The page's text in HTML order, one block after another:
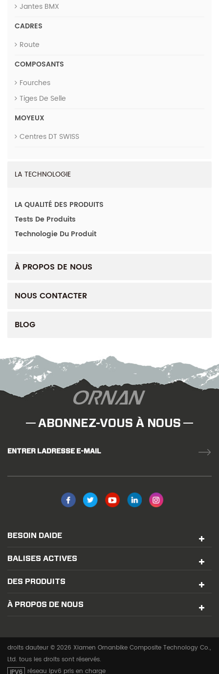
Jantes BMX
CADRES
Route
COMPOSANTS
Fourches
Tiges De Selle
MOYEUX
Centres DT SWISS
LA TECHNOLOGIE
LA QUALITÉ DES PRODUITS
Tests De Produits
Technologie Du Produit
À PROPOS DE NOUS
NOUS CONTACTER
BLOG
ABONNEZ-VOUS À NOUS
ENTRER LADRESSE E-MAIL
BESOIN DAIDE
BALISES ACTIVES
DES PRODUITS
À PROPOS DE NOUS
droits dauteur © 2026 Xiamen Ornanbike Composite Technology Co.,
Ltd. tous les droits sont réservés.
réseau ipv6 pris en charge